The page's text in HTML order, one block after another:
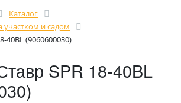
Каталог
участком и садом
40BL (9060600030)
SPR 18-40BL